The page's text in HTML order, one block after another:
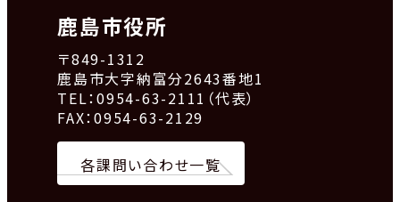
鹿島市役所
〒849-1312
鹿島市大字納富分2643番地1
TEL：0954-63-2111（代表）
FAX：0954-63-2129
各課問い合わせ一覧